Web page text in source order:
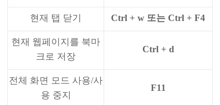
현재 탭 닫기 Ctrl + w 또는 Ctrl + F4
현재 웹페이지를 북마
크로 저장
Ctrl + d
전체 화면 모드 사용/사
용 중지
F11